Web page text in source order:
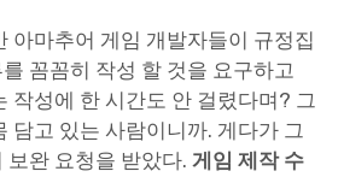
아마추어 게임 개발자들이 규정집
꼼꼼히 작성 할 것을 요구하고
작성에 한 시간도 안 걸렸다며? 그
담고 있는 사람이니까. 게다가 그
보완 요청을 받았다.게임 제작 수